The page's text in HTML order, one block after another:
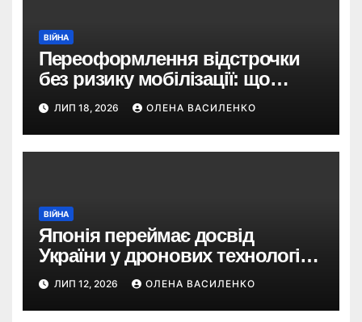
ВІЙНА
Переоформлення відстрочки
без ризику мобілізації: що
змінив Кабмін і як це
використати
ЛИП 18, 2026 ОЛЕНА ВАСИЛЕНКО
ВІЙНА
Японія переймає досвід
України у дронових технологіях
— і планує 80-кратне
збільшення виробництва
ЛИП 12, 2026 ОЛЕНА ВАСИЛЕНКО